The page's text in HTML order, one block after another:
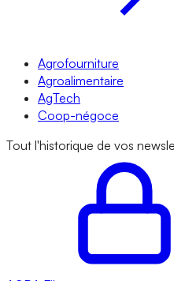
Agrofourniture
Agroalimentaire
AgTech
Coop-négoce
Tout l'historique de vos